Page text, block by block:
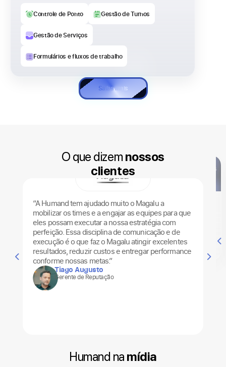
Controle de Ponto Gestão de Turnos
Gestão de Serviços
Formulários e fluxos de trabalho
Saiba mais
O que dizem nossos
clientes
“A Humand tem ajudado muito o Magalu a
mobilizar os times e a engajar as equipes para que
eles possam executar a nossa estratégia com
perfeição. Essa disciplina de comunicação e de
execução é o que faz o Magalu atingir excelentes
resultados, reduzir custos e entregar performance
conforme nossas metas.”
Tiago Augusto
Gerente de Reputação
Humand na mídia
Humand:
HRTech
atende
100 mil
colabora
dores em
um ano
de
atuação
no Brasil
Leia mais
Humand
capta
US$ 66
mi e atrai
Kaszek e
Marcos
Galperin
como
investido
Leia mais
após
chegar
no Brasil,
Humand
levanta
Leia mais